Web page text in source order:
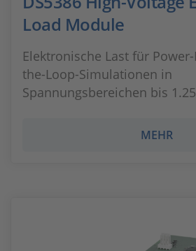
Load Module
Elektronische Last für
the-Loop-Simulationen in
Spannungsbereichen bis
MEHR